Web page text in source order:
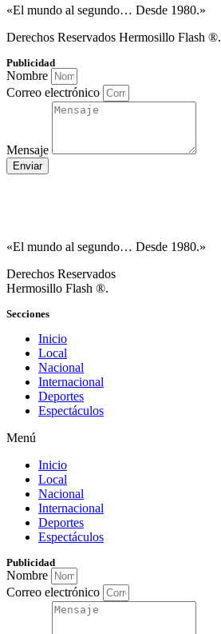
«El mundo al segundo… Desde 1980.»
Derechos Reservados Hermosillo Flash ®.
Publicidad
Nombre
Correo electrónico
Mensaje
Enviar
«El mundo al segundo… Desde 1980.»
Derechos Reservados
Hermosillo Flash ®.
Secciones
Inicio
Local
Nacional
Internacional
Deportes
Espectáculos
Menú
Inicio
Local
Nacional
Internacional
Deportes
Espectáculos
Publicidad
Nombre
Correo electrónico